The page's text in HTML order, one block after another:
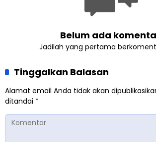
Belum ada
Jadilah yang pertama
Tinggalkan Balasan
Alamat email Anda tidak akan
ditandai *